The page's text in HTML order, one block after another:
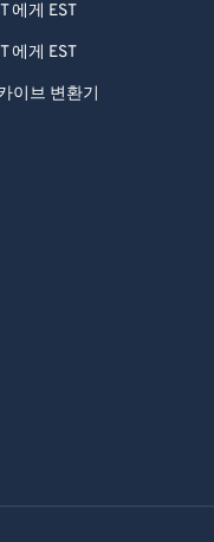
에게 EST
에게 EST
이브 변환기